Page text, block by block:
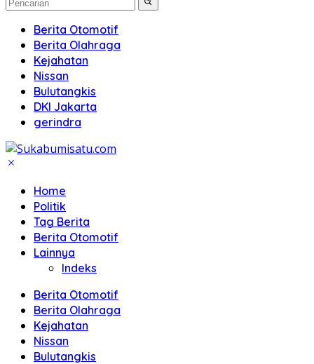
Berita Otomotif
Berita Olahraga
Kejahatan
Nissan
Bulutangkis
DKI Jakarta
gerindra
Home
Politik
Tag Berita
Berita Otomotif
Lainnya
Indeks
Berita Otomotif
Berita Olahraga
Kejahatan
Nissan
Bulutangkis